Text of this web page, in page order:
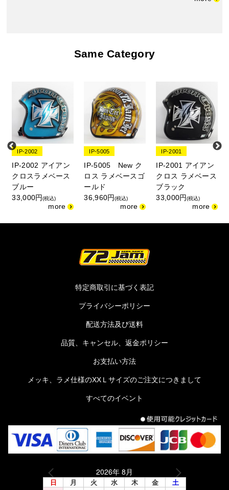
Same Category
IP-2002
IP-2002 アイアン
クロスラメベース
ブルー
33,000円(税込)
IP-5005
IP-5005 New ク
ロス ラメベースゴ
ールド
36,960円(税込)
IP-2001
IP-2001 アイアン
クロス ラメベース
ブラック
33,000円(税込)
特定商取引に基づく表記
プライバシーポリシー
配送方法及び送料
品質、キャンセル、返金ポリシー
お支払い方法
メッキ、ラメ仕様のXXＬサイズのご注文につきまして
すべてのイベント
2026年 8月
日 月 火 水 木 金 土